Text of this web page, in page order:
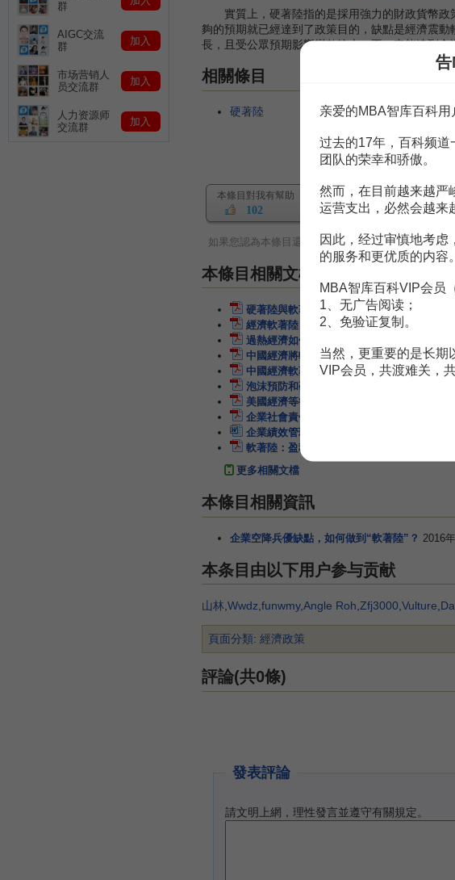
實質上，硬著陸指的是採用強力的財政貨幣政
夠的預期就已經達到了政策目的，缺點是經濟震
長，且受公眾預期影響變數較大，不一定能達到合
相關條目
硬著陸
本條目對我有幫助
102 赏
如果您認為本條目還有待完善，需要補充新內容或修
本條目相關文檔
硬著陸與軟著陸
1頁
經濟軟著陸
過熱經濟如何軟著陸
中國經濟將軟著陸 4頁
中國經濟軟著陸而非硬著陸
3頁
泡沫預防和硬軟著陸
美國經濟等待軟著陸
企業社會責任的軟著陸
企業績效管理如何軟著陸
軟著陸：盈科併購案簡析
更多相關文檔
本條目相關資訊
企業空降兵優缺點，如何做到“軟著陸”？ 2016
本条目由以下用户参与贡献
山林 Wwdz funwmy,Angle Roh Zfj3000 Vulture
頁面分類: 經濟政策
評論(共0條)
發表評論
請文明上網，理性發言並遵守有關規定。
群
AIGC交流
群
加入
市场营销人
员交流群
加入
人力资源师
交流群
加入
告
亲爱的MBA智库百科用
过去的17年，百科频道
团队的荣幸和骄傲。
然而，在目前越来越严
运营支出，必然会越来
因此，经过审慎地考虑
的服务和更优质的内容。
MBA智库百科VIP会员
1、无广告阅读；
2、免验证复制。
当然，更重要的是长期
VIP会员，共渡难关，